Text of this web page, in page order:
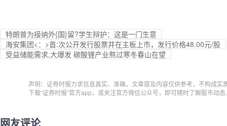
特朗普为接纳外{国}留?学生辩护：这是一门生意
海安集团<：>首:次公开发行股票并在主板上市，发行价格48.00元/股
受益储能需求,大爆发 碳酸锂产业熬过寒冬春山在望
声明：证券时报力求信息真实、准确，文章提及内容仅供参考，不构成实
下载“证券时报”官方app，或关注官方微信公众号，即可随时了解股市动
网友评论